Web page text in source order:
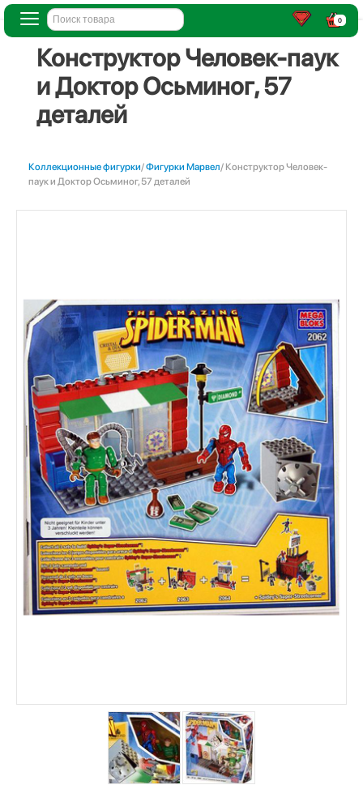
0
Конструктор Человек-паук
и Доктор Осьминог, 57
деталей
Коллекционные фигурки/Фигурки Марвел/ Конструктор Человек-
паук и Доктор Осьминог, 57 деталей